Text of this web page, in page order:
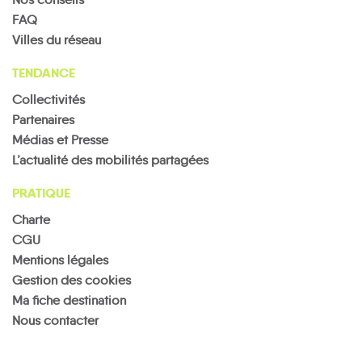
FAQ
Villes du réseau
TENDANCE
Collectivités
Partenaires
Médias et Presse
L’actualité des mobilités partagées
PRATIQUE
Charte
CGU
Mentions légales
Gestion des cookies
Ma fiche destination
Nous contacter